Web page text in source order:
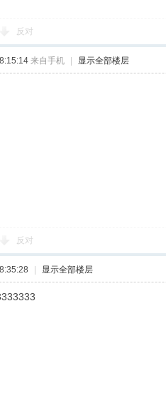
反对
来自手机 显示全部楼层
反对
显示全部楼层